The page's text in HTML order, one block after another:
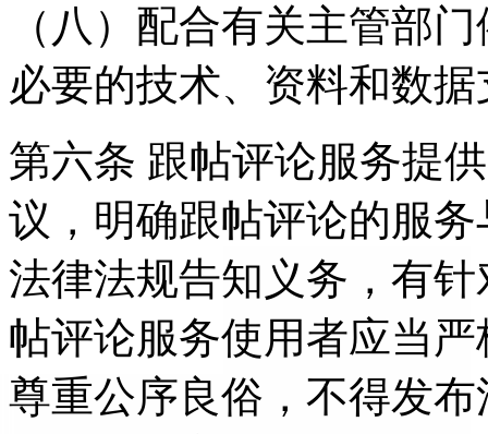
（八）配合有关主管部
必要的技术、资料和数
第六条 跟帖评论服务提
议，明确跟帖评论的服
法律法规告知义务，有
帖评论服务使用者应当
尊重公序良俗，不得发